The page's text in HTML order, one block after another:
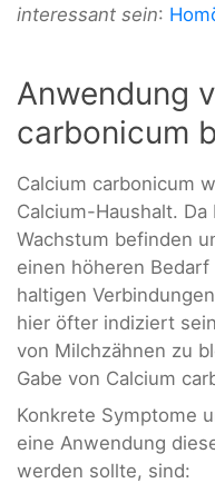
interessant sein:
Anwendung
carbonicum
Calcium carbonicum
Calcium-Haushalt.
Wachstum befinden
einen höheren
haltigen
hier öfter indiziert
von Milchzähnen zu
Gabe von Calcium
Konkrete Symptome
eine Anwendung
werden sollte, sind: